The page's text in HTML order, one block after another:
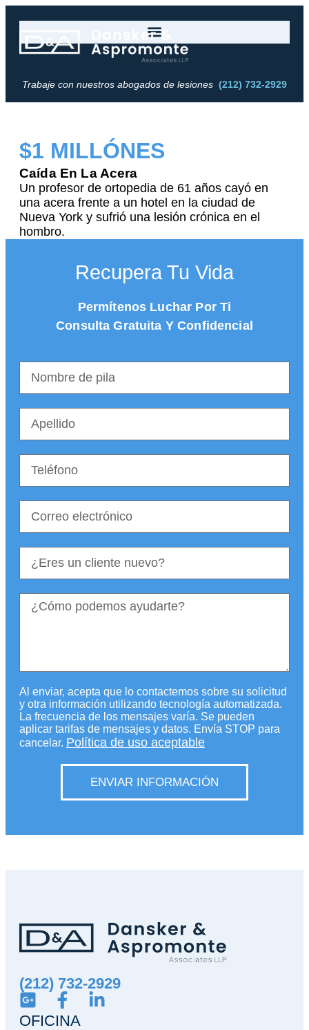
Trabaje con nuestros abogados de lesiones (212) 732-2929
$1 MILLÓNES
Caída En La Acera
Un profesor de ortopedia de 61 años cayó en
una acera frente a un hotel en la ciudad de
Nueva York y sufrió una lesión crónica en el
hombro.
Recupera Tu Vida
Permítenos Luchar Por Ti
Consulta Gratuita Y Confidencial
Al enviar, acepta que lo contactemos sobre su solicitud
y otra información utilizando tecnología automatizada.
La frecuencia de los mensajes varía. Se pueden
aplicar tarifas de mensajes y datos. Envía STOP para
cancelar. Política de uso aceptable
ENVIAR INFORMACIÓN
(212) 732-2929
OFICINA